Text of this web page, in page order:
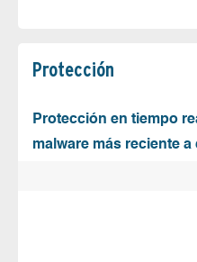
Protección
Protección en tiempo
malware más reciente